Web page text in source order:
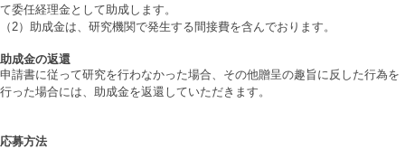
て委任経理金として助成します。
（2）助成金は、研究機関で発生する間接費を含んでおります。
助成金の返還
申請書に従って研究を行わなかった場合、その他贈呈の趣旨に反した行為を
行った場合には、助成金を返還していただきます。
応募方法